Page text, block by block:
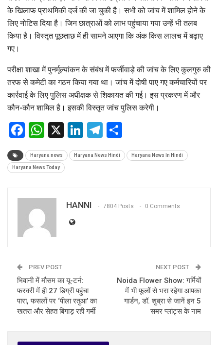
के खिलाफ प्राथमिकी दर्ज की जा चुकी है। सभी को जांच में शामिल होने के
लिए नोटिस दिया है। जिन छात्राओं को लाभ पहुंचाया गया उन्हें भी तलब
किया है। विस्तृत पूछताछ में ही सामने आएगा कि अंक किस लालच में बढ़ाए
गए।
परीक्षा शाखा में पुनर्मूल्यांकन के संबंध में फर्जीवाड़े की जांच के लिए कुलगुरु की
तरफ से कमेटी का गठन किया गया था। जांच में दोषी पाए गए कर्मचारियों पर
कार्रवाई के लिए पुलिस अधीक्षक से शिकायत की गई। इस प्रकरण में और
कौन-कौन शामिल है। इसकी विस्तृत जांच पुलिस करेगी।
Facebook
WhatsApp
X LinkedIn
Telegram
Haryana news Haryana News Hindi Haryana News In Hindi
Haryana News Today
HANNI 7804 Posts 0 Comments
PREV POST
भिवानी में मौसम का यू-टर्न:
फरवरी में ही 27 डिग्री पहुंचा
पारा, फसलों पर ‘पीला रतुआ’ का
खतरा और सेहत बिगाड़ रही गर्मी
NEXT POST
Noida Flower Show: गर्मियों
में भी फूलों से भरा रहेगा आपका
गार्डन, डॉ. शुब्रा से जानें इन 5
समर प्लांट्स के नाम